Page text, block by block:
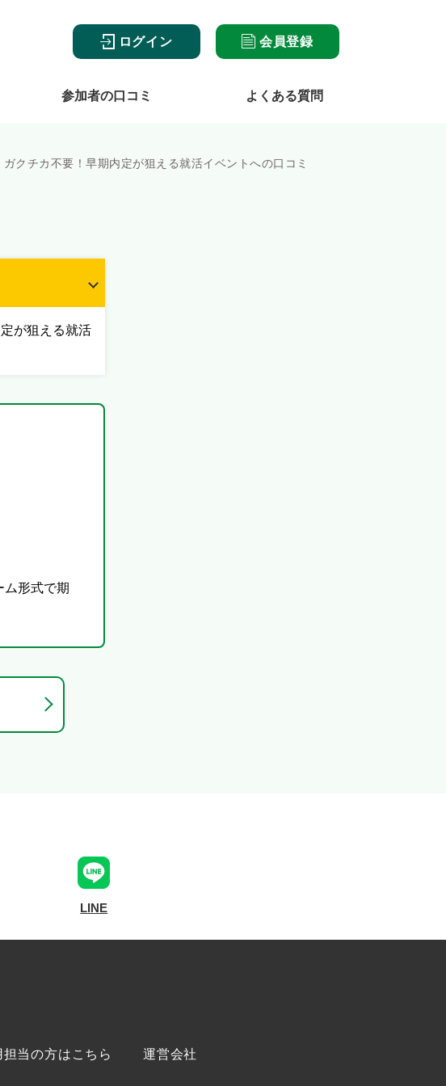
ログイン 会員登録
参加者の口コミ よくある質問
ガクチカ不要！早期内定が狙える就活イベントへの口コミ
が狙える就活
形式で期
LINE
担当の方はこちら 運営会社